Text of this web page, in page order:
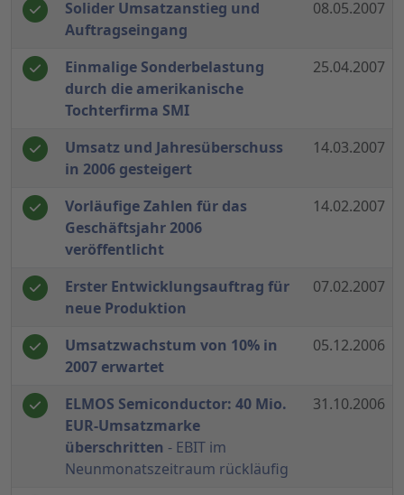
Solider Umsatzanstieg und
Auftragseingang
08.05.2007
Einmalige Sonderbelastung
durch die amerikanische
Tochterfirma SMI
25.04.2007
Umsatz und Jahresüberschuss
in 2006 gesteigert
14.03.2007
Vorläufige Zahlen für das
Geschäftsjahr 2006
veröffentlicht
14.02.2007
Erster Entwicklungsauftrag für
neue Produktion
07.02.2007
Umsatzwachstum von 10% in
2007 erwartet
05.12.2006
ELMOS Semiconductor: 40 Mio.
EUR-Umsatzmarke
überschritten - EBIT im
Neunmonatszeitraum rückläufig
31.10.2006